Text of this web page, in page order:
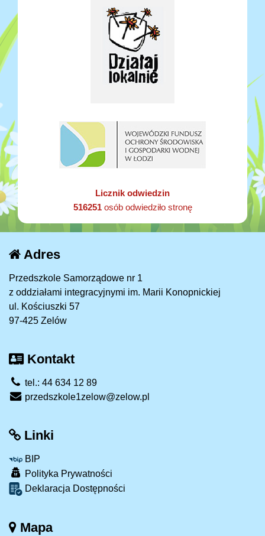
Licznik odwiedzin
516251osób odwiedziło stronę
Adres
Przedszkole Samorządowe nr 1
z oddziałami integracyjnymi im. Marii Konopnickiej
ul. Kościuszki 57
97-425 Zelów
Kontakt
tel.: 44 634 12 89
przedszkole1zelow@zelow.pl
Linki
BIP
Polityka Prywatności
Deklaracja Dostępności
Mapa